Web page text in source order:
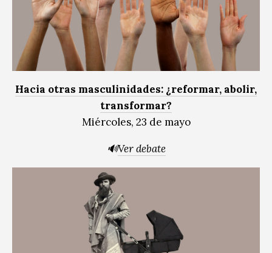
Hacia otras masculinidades: ¿reformar, abolir,
transformar?
Miércoles, 23 de mayo
🔊Ver debate